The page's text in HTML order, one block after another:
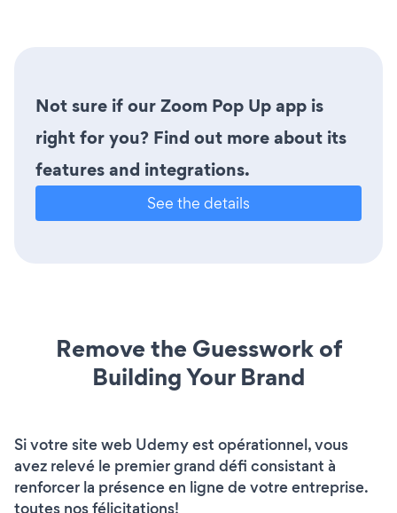
Not sure if our Zoom Pop Up app is
right for you? Find out more about its
features and integrations.
See the details
Remove the Guesswork of
Building Your Brand
Si votre site web Udemy est opérationnel, vous
avez relevé le premier grand défi consistant à
renforcer la présence en ligne de votre entreprise.
toutes nos félicitations!